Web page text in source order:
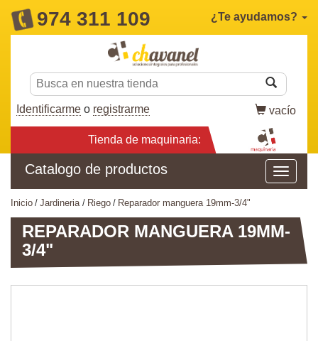
974 311 109 ¿Te ayudamos?
Identificarme o registrarme vacío
Tienda de maquinaria:
Catalogo de productos
inicio jardineria riego reparador manguera 19mm-3/4"
REPARADOR MANGUERA 19MM-
3/4"